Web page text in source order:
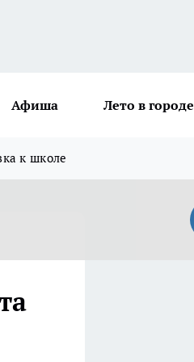
Афиша Лето в городе
к школе